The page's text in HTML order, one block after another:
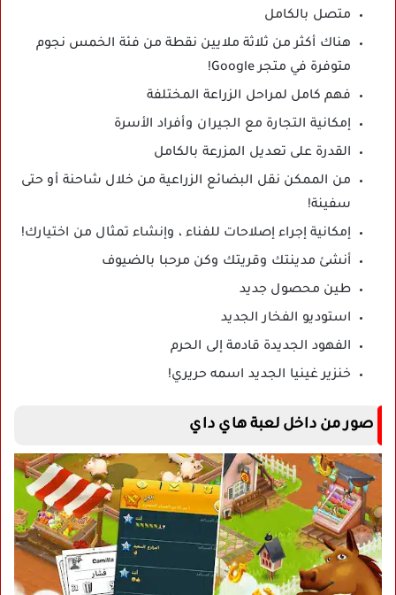
متصل بالكامل
هناك أكثر من ثلاثة ملايين نقطة من فئة الخمس نجوم
متوفرة في متجر Google!
فهم كامل لمراحل الزراعة المختلفة
إمكانية التجارة مع الجيران وأفراد الأسرة
القدرة على تعديل المزرعة بالكامل
من الممكن نقل البضائع الزراعية من خلال شاحنة أو حتى
سفينة!
إمكانية إجراء إصلاحات للفناء ، وإنشاء تمثال من اختيارك!
أنشئ مدينتك وقريتك وكن مرحبا بالضيوف
طين محصول جديد
استوديو الفخار الجديد
الفهود الجديدة قادمة إلى الحرم
خنزير غينيا الجديد اسمه حريري!
صور من داخل لعبة هاي داي